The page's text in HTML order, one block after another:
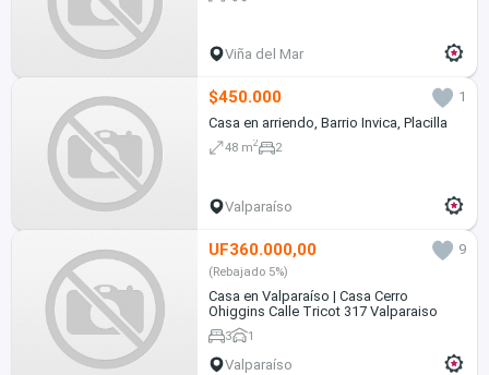
Viña del Mar
$450.000
1
Casa en arriendo, Barrio Invica, Placilla
48 m2 2
Valparaíso
UF360.000,00 9
(Rebajado 5%)
Casa en Valparaíso | Casa Cerro
Ohiggins Calle Tricot 317 Valparaiso
3 1
Valparaíso